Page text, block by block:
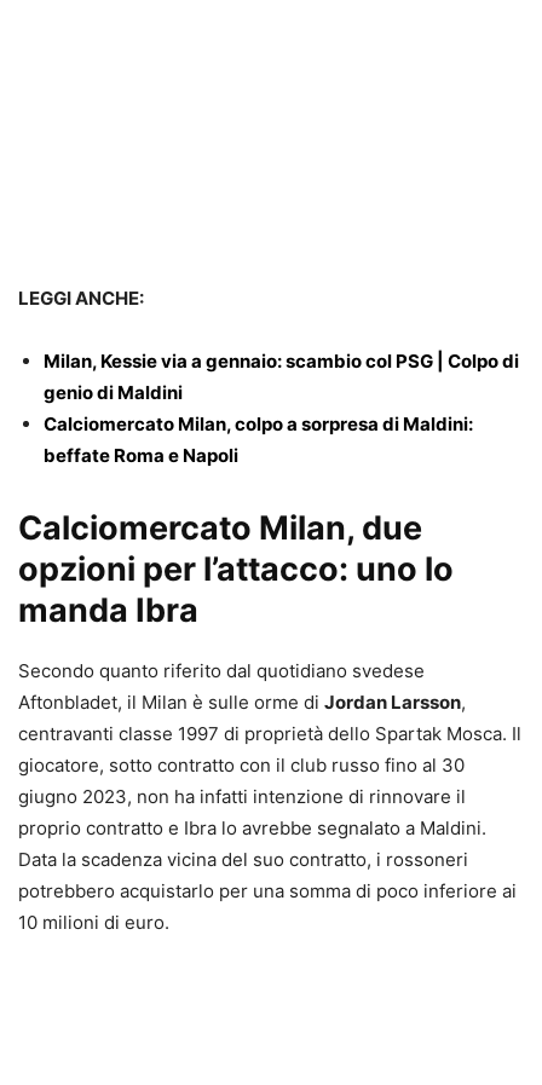
LEGGI ANCHE:
Milan, Kessie via a gennaio: scambio col PSG | Colpo di
genio di Maldini
Calciomercato Milan, colpo a sorpresa di Maldini:
beffate Roma e Napoli
Calciomercato Milan, due
opzioni per l’attacco: uno lo
manda Ibra
Secondo quanto riferito dal quotidiano svedese
Aftonbladet, il Milan è sulle orme di Jordan Larsson,
centravanti classe 1997 di proprietà dello Spartak Mosca. Il
giocatore, sotto contratto con il club russo fino al 30
giugno 2023, non ha infatti intenzione di rinnovare il
proprio contratto e Ibra lo avrebbe segnalato a Maldini.
Data la scadenza vicina del suo contratto, i rossoneri
potrebbero acquistarlo per una somma di poco inferiore ai
10 milioni di euro.